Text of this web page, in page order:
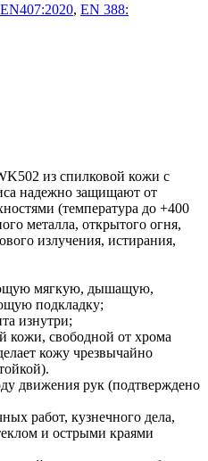
EN407:2020, EN 388:
из спилковой кожи с
надежно защищают от
(температура до +400
металла, открытого огня,
излучения, истирания,
мягкую, дышащую,
подкладку;
изнутри;
кожи, свободной от хрома
кожу чрезвычайно
движения рук (подтверждено
работ, кузнечного дела,
и острыми краями